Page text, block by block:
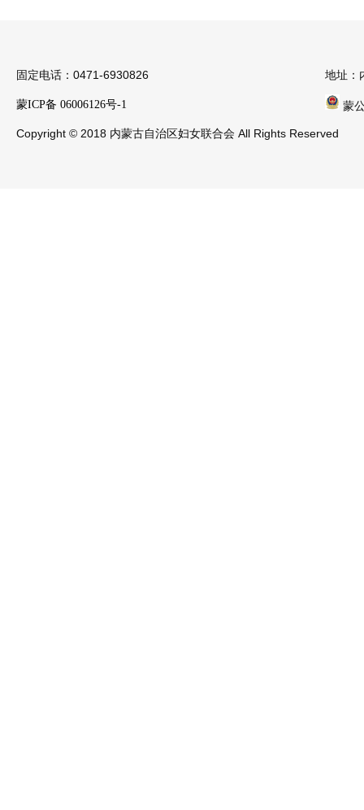
固定电话：0471-6930826 地址：
蒙ICP备 06006126号-1 蒙
Copyright © 2018 内蒙古自治区妇女联合会 All Rights Reserved